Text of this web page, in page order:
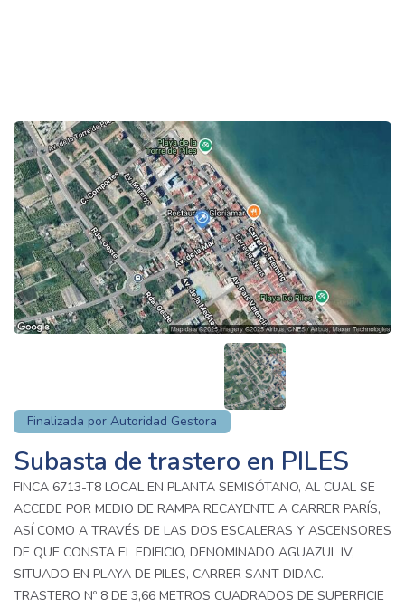
Finalizada por Autoridad Gestora
Subasta de trastero en PILES
FINCA 6713-T8 LOCAL EN PLANTA SEMISÓTANO, AL CUAL SE
ACCEDE POR MEDIO DE RAMPA RECAYENTE A CARRER PARÍS,
ASÍ COMO A TRAVÉS DE LAS DOS ESCALERAS Y ASCENSORES
DE QUE CONSTA EL EDIFICIO, DENOMINADO AGUAZUL IV,
SITUADO EN PLAYA DE PILES, CARRER SANT DIDAC.
TRASTERO Nº 8 DE 3,66 METROS CUADRADOS DE SUPERFICIE